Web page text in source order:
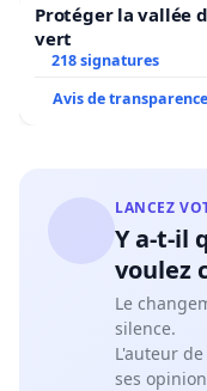
Protéger la vallée
vert
218 signatures
Avis de transparence
LANCEZ
Y a-t-il
voulez
Le
silence.
L'auteur
ses